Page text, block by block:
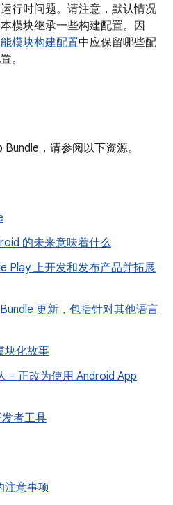
行时问题。请注意，默认情况
模块继承一些构建配置。因
模块构建配置中应保留哪些配
。
，请参阅以下资源。
的未来意味着什么
Play 上开发和发布产品并拓展
更新，包括针对其他语言
块化故事
- 正改为使用 Android App
者工具
注意事项